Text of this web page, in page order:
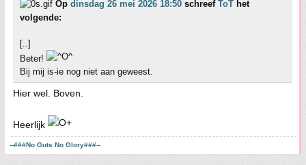
Op dinsdag 26 mei 2026 18:50 schreef ToT het
volgende:
[..]
Beter!
Bij mij is-ie nog niet aan geweest.
Hier wel. Boven.
Heerlijk
--###No Guts No Glory###--